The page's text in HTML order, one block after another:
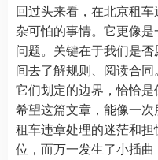
回过头来看，在北京租
杂可怕的事情。它更像
问题。关键在于我们是
间去了解规则、阅读合
它们划定的边界，恰恰是
希望这篇文章，能像一
租车违章处理的迷茫和
位，而万一发生了小插